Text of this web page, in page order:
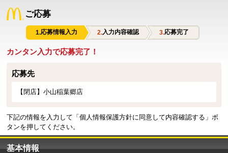
ご応募
応募情報入力 入力内容確認 応募完了
カンタン入力で応募完了！
応募先
【閉店】小山稲葉郷店
下記の情報を入力して「個人情報保護方針に同意して内容確認する」ボ
タンを押してください。
基本情報